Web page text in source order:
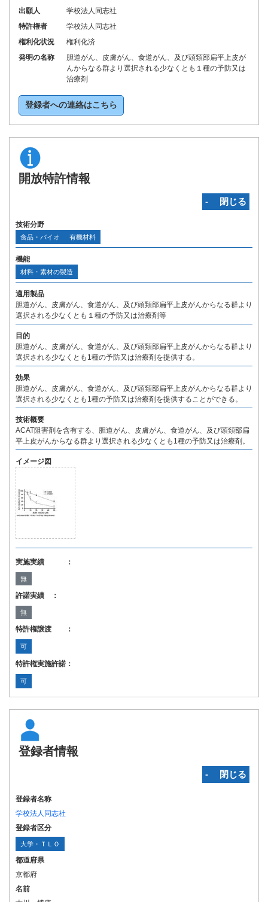
出願人
学校法人同志社
特許権者
学校法人同志社
権利化状況
権利化済
発明の名称
胆道がん、皮膚がん、食道がん、及び頭頚部扁平上皮が
んからなる群より選択される少なくとも１種の予防又は
治療剤
登録者への連絡はこちら
開放特許情報
‐ 閉じる
技術分野
食品・バイオ 有機材料
機能
材料・素材の製造
適用製品
胆道がん、皮膚がん、食道がん、及び頭頚部扁平上皮がんからなる群より
選択される少なくとも１種の予防又は治療剤等
目的
胆道がん、皮膚がん、食道がん、及び頭頚部扁平上皮がんからなる群より
選択される少なくとも1種の予防又は治療剤を提供する。
効果
胆道がん、皮膚がん、食道がん、及び頭頚部扁平上皮がんからなる群より
選択される少なくとも1種の予防又は治療剤を提供することができる。
技術概要
ACAT阻害剤を含有する、胆道がん、皮膚がん、食道がん、及び頭頚部扁
平上皮がんからなる群より選択される少なくとも1種の予防又は治療剤。
イメージ図
実施実績 ：
無
許諾実績 ：
無
特許権譲渡 ：
可
特許権実施許諾：
可
登録者情報
‐ 閉じる
登録者名称
学校法人同志社
登録者区分
大学・ＴＬＯ
都道府県
京都府
名前